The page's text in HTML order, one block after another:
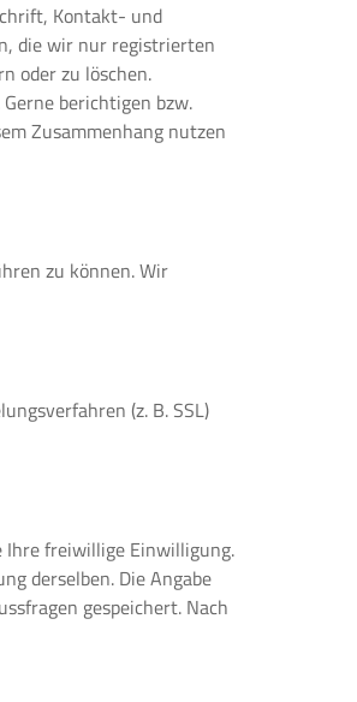
Kontakt- und
die wir nur registrierten
oder zu löschen.
berichtigen bzw.
Zusammenhang nutzen
zu können. Wir
(z. B. SSL)
Ihre freiwillige Einwilligung.
derselben. Die Angabe
gespeichert. Nach